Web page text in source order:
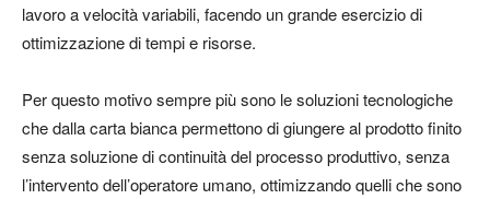
lavoro a velocità variabili, facendo un grande esercizio di
ottimizzazione di tempi e risorse.
Per questo motivo sempre più sono le soluzioni tecnologiche
che dalla carta bianca permettono di giungere al prodotto finito
senza soluzione di continuità del processo produttivo, senza
l’intervento dell’operatore umano, ottimizzando quelli che sono